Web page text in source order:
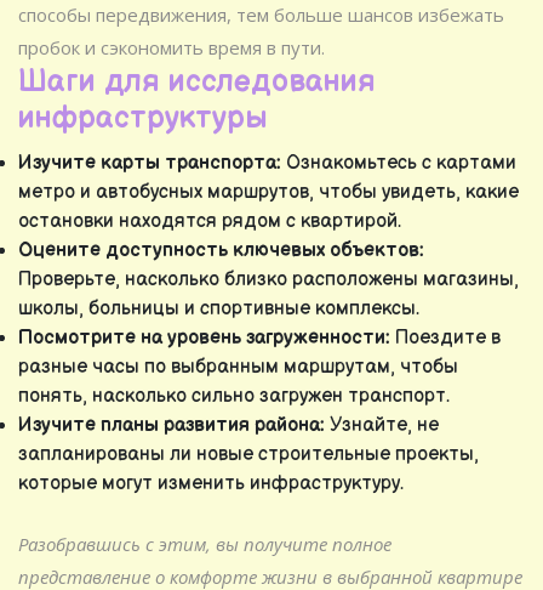
способы передвижения, тем больше шансов избежать
пробок и сэкономить время в пути.
Шаги для исследования
инфраструктуры
Изучите карты транспорта: Ознакомьтесь с картами
метро и автобусных маршрутов, чтобы увидеть, какие
остановки находятся рядом с квартирой.
Оцените доступность ключевых объектов:
Проверьте, насколько близко расположены магазины,
школы, больницы и спортивные комплексы.
Посмотрите на уровень загруженности: Поездите в
разные часы по выбранным маршрутам, чтобы
понять, насколько сильно загружен транспорт.
Изучите планы развития района: Узнайте, не
запланированы ли новые строительные проекты,
которые могут изменить инфраструктуру.
Разобравшись с этим, вы получите полное
представление о комфорте жизни в выбранной квартире